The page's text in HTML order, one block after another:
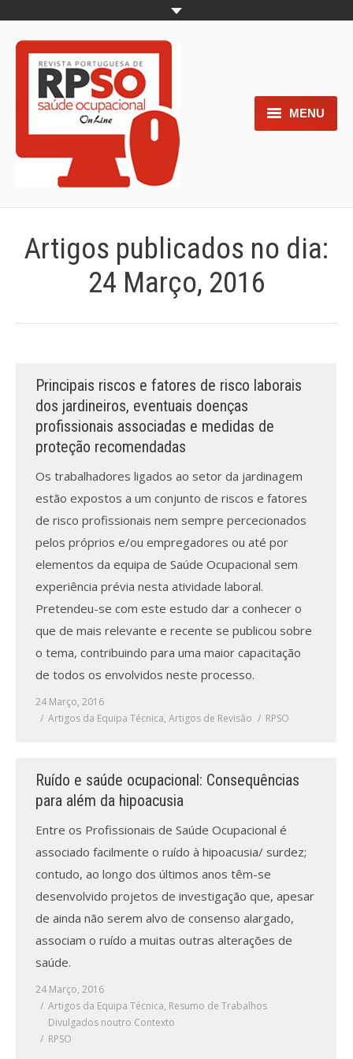
MENU
Home
Normas para os autores
Processo de submissão
Submeta aqui
Bolsa de emprego (oferta/
Sugestões para os Leitores
Investigarem
Candidatura a revisor
Artigos recentes
Contatos
Estatísticas da Revista
Ficha técnica
Artigos publicados no dia:
24 Março, 2016
Principais riscos e fatores de risco laborais
dos jardineiros, eventuais doenças
profissionais associadas e medidas de
proteção recomendadas
Os trabalhadores ligados ao setor da jardinagem
estão expostos a um conjunto de riscos e fatores
de risco profissionais nem sempre percecionados
pelos próprios e/ou empregadores ou até por
elementos da equipa de Saúde Ocupacional sem
experiência prévia nesta atividade laboral.
Pretendeu-se com este estudo dar a conhecer o
que de mais relevante e recente se publicou sobre
o tema, contribuindo para uma maior capacitação
de todos os envolvidos neste processo.
24 Março, 2016
Artigos da Equipa Técnica, Artigos de Revisão RPSO
Ruído e saúde ocupacional: Consequências
para além da hipoacusia
Entre os Profissionais de Saúde Ocupacional é
associado facilmente o ruído à hipoacusia/ surdez;
contudo, ao longo dos últimos anos têm-se
desenvolvido projetos de investigação que, apesar
de ainda não serem alvo de consenso alargado,
associam o ruído a muitas outras alterações de
saúde.
24 Março, 2016
Artigos da Equipa Técnica, Resumo de Trabalhos
Divulgados noutro Contexto
RPSO